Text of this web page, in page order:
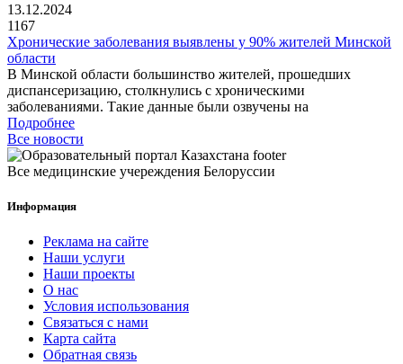
13.12.2024
1167
Хронические заболевания выявлены у 90% жителей Минской
области
В Минской области большинство жителей, прошедших
диспансеризацию, столкнулись с хроническими
заболеваниями. Такие данные были озвучены на
Подробнее
Все новости
Все медицинские учереждения Белоруссии
Информация
Реклама на сайте
Наши услуги
Наши проекты
О нас
Условия использования
Связаться с нами
Карта сайта
Обратная связь